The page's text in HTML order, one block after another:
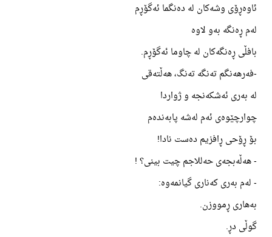
ئاوەڕۆی وشەکان لە دەنگما ئەگۆڕم
لەم ڕەنگە بەو لاوە
بافڵی ڕەنگەکان لە چاوما ئەگۆڕم.
-فەرهەنگم تەنگە تەنگ، هەڵتەقی
لە بەری ئەشکەنجە و ژواردا
چوارچێوەی ئەم لەشە پابەندەم
بۆ ڕۆحی ڕافزیم دەست نادا!
- هەڵەبجەی حەللاجم چیت بینی؟ !
- لەم بەری کەناری گیانمەوە:
بەهاری ڕمووزن.
گوڵی دڕ.